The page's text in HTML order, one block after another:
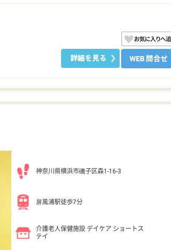
神奈川県横浜市磯子区森1-16-3
屏風浦駅徒歩7分
介護老人保健施設 デイケア ショートス
テイ